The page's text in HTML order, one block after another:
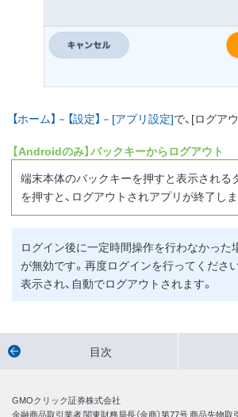
【ホーム】－【設定】－[アプリ設定]で、[ログア
【Androidのみ】バックキーからログアウト
端末本体のバックキーを押すと表示される
を押すと、ログアウトされアプリが終了しま
ログイン後に一定時間操作を行わなかった
が無効です。再度ログインを行ってくださ
表示され、自動でログアウトされます。
目次
GMOクリック証券株式会社
金融商品取引業者 関東財務局長（金商）第77号 商品先物